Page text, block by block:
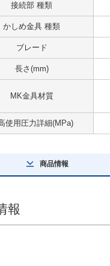
接続部 種類
かしめ金具 種類
ブレード
長さ(mm)
MK金具材質
使用圧力詳細(MPa)
商品情報
報